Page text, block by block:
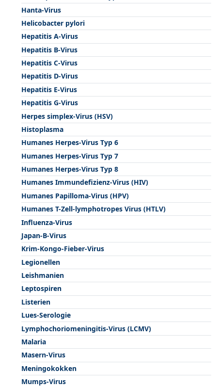
Hanta-Virus
Helicobacter pylori
Hepatitis A-Virus
Hepatitis B-Virus
Hepatitis C-Virus
Hepatitis D-Virus
Hepatitis E-Virus
Hepatitis G-Virus
Herpes simplex-Virus (HSV)
Histoplasma
Humanes Herpes-Virus Typ 6
Humanes Herpes-Virus Typ 7
Humanes Herpes-Virus Typ 8
Humanes Immundefizienz-Virus (HIV)
Humanes Papilloma-Virus (HPV)
Humanes T-Zell-lymphotropes Virus (HTLV)
Influenza-Virus
Japan-B-Virus
Krim-Kongo-Fieber-Virus
Legionellen
Leishmanien
Leptospiren
Listerien
Lues-Serologie
Lymphochoriomeningitis-Virus (LCMV)
Malaria
Masern-Virus
Meningokokken
Mumps-Virus